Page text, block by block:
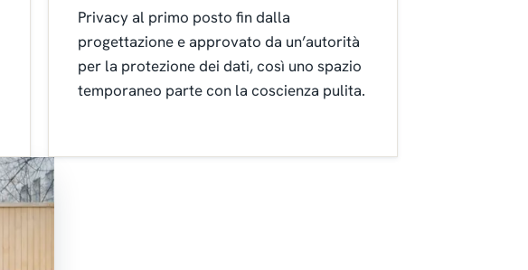
Privacy al primo posto fin dalla
progettazione e approvato da un’autorità
per la protezione dei dati, così uno spazio
temporaneo parte con la coscienza pulita.